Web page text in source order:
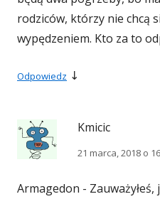
rodziców, którzy nie chcą
wypędzeniem. Kto za to
Odpowiedz ↓
Kmicic
21 marca, 2018 o
Armagedon -